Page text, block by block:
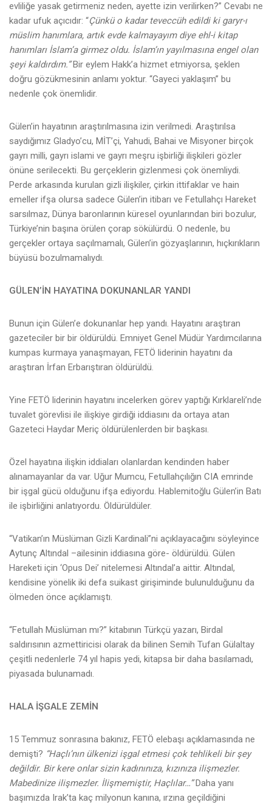
evliliğe yasak getirmeniz neden, ayette izin verilirken?” Cevabı ne
kadar ufuk açıcıdır: “Çünkü o kadar teveccüh edildi ki garyr-ı
müslim hanımlara, artık evde kalmayayım diye ehl-i kitap
hanımları İslam’a girmez oldu. İslam’ın yayılmasına engel olan
şeyi kaldırdım.”Bir eylem Hakk’a hizmet etmiyorsa, şeklen
doğru gözükmesinin anlamı yoktur. “Gayeci yaklaşım” bu
nedenle çok önemlidir.
Gülen’in hayatının araştırılmasına izin verilmedi. Araştırılsa
saydığımız Gladyo’cu, MİT’çi, Yahudi, Bahai ve Misyoner birçok
gayrı milli, gayrı islami ve gayrı meşru işbirliği ilişkileri gözler
önüne serilecekti. Bu gerçeklerin gizlenmesi çok önemliydi.
Perde arkasında kurulan gizli ilişkiler, çirkin ittifaklar ve hain
emeller ifşa olursa sadece Gülen’in itibarı ve Fetullahçı Hareket
sarsılmaz, Dünya baronlarının küresel oyunlarından biri bozulur,
Türkiye’nin başına örülen çorap sökülürdü. O nedenle, bu
gerçekler ortaya saçılmamalı, Gülen’in gözyaşlarının, hıçkırıkların
büyüsü bozulmamalıydı.
GÜLEN’İN HAYATINA DOKUNANLAR YANDI
Bunun için Gülen’e dokunanlar hep yandı. Hayatını araştıran
gazeteciler bir bir öldürüldü. Emniyet Genel Müdür Yardımcılarına
kumpas kurmaya yanaşmayan, FETÖ liderinin hayatını da
araştıran İrfan Erbarıştıran öldürüldü.
Yine FETÖ liderinin hayatını incelerken görev yaptığı Kırklareli’nde
tuvalet görevlisi ile ilişkiye girdiği iddiasını da ortaya atan
Gazeteci Haydar Meriç öldürülenlerden bir başkası.
Özel hayatına ilişkin iddiaları olanlardan kendinden haber
alınamayanlar da var. Uğur Mumcu, Fetullahçılığın CIA emrinde
bir işgal gücü olduğunu ifşa ediyordu. Hablemitoğlu Gülen’in Batı
ile işbirliğini anlatıyordu. Öldürüldüler.
“Vatikan’ın Müslüman Gizli Kardinali”ni açıklayacağını söyleyince
Aytunç Altındal –ailesinin iddiasına göre- öldürüldü. Gülen
Hareketi için ‘Opus Dei’ nitelemesi Altındal’a aittir. Altındal,
kendisine yönelik iki defa suikast girişiminde bulunulduğunu da
ölmeden önce açıklamıştı.
“Fetullah Müslüman mı?” kitabının Türkçü yazarı, Birdal
saldırısının azmettiricisi olarak da bilinen Semih Tufan Gülaltay
çeşitli nedenlerle 74 yıl hapis yedi, kitapsa bir daha basılamadı,
piyasada bulunamadı.
HALA İŞGALE ZEMİN
15 Temmuz sonrasına bakınız, FETÖ elebaşı açıklamasında ne
demişti? “Haçlı’nın ülkenizi işgal etmesi çok tehlikeli bir şey
değildir. Bir kere onlar sizin kadınınıza, kızınıza ilişmezler.
Mabedinize ilişmezler. İlişmemiştir, Haçlılar…”Daha yanı
başımızda Irak’ta kaç milyonun kanına, ırzına geçildiğini